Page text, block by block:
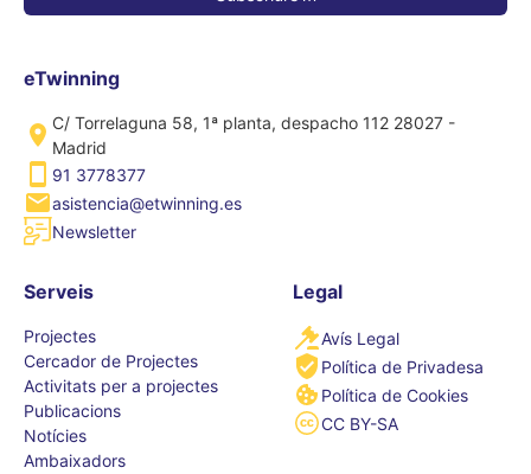
eTwinning
C/ Torrelaguna 58, 1ª planta, despacho 112 28027 -
Madrid
91 3778377
asistencia@etwinning.es
Newsletter
Serveis
Projectes
Cercador de Projectes
Activitats per a projectes
Publicacions
Notícies
Ambaixadors
Legal
Avís Legal
Política de Privadesa
Política de Cookies
CC BY-SA